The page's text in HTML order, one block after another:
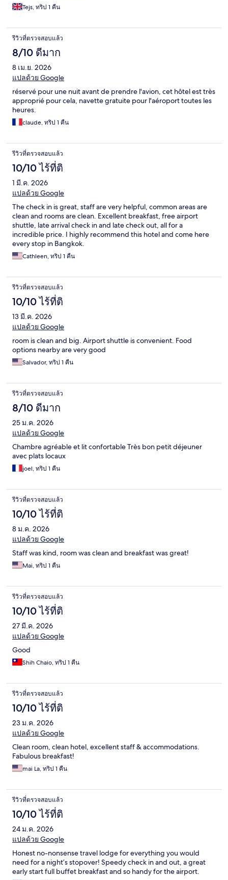
Tejs, ทริป 1 คืน
รีวิวที่ตรวจสอบแล้ว
8/10 ดีมาก
8 เม.ย. 2026
แปลด้วย Google
réservé pour une nuit avant de prendre l'avion, cet hôtel est très
approprié pour cela, navette gratuite pour l'aéroport toutes les
heures.
claude, ทริป 1 คืน
รีวิวที่ตรวจสอบแล้ว
10/10 ไร้ที่ติ
1 มี.ค. 2026
แปลด้วย Google
The check in is great, staff are very helpful, common areas are
clean and rooms are clean. Excellent breakfast, free airport
shuttle, late arrival check in and late check out, all for a
incredible price. I highly recommend this hotel and come here
every stop in Bangkok.
Cathleen, ทริป 1 คืน
รีวิวที่ตรวจสอบแล้ว
10/10 ไร้ที่ติ
13 มี.ค. 2026
แปลด้วย Google
room is clean and big. Airport shuttle is convenient. Food
options nearby are very good
Salvador, ทริป 1 คืน
รีวิวที่ตรวจสอบแล้ว
8/10 ดีมาก
25 ม.ค. 2026
แปลด้วย Google
Chambre agréable et lit confortable Très bon petit déjeuner
avec plats locaux
joel, ทริป 1 คืน
รีวิวที่ตรวจสอบแล้ว
10/10 ไร้ที่ติ
8 ม.ค. 2026
แปลด้วย Google
Staff was kind, room was clean and breakfast was great!
Mai, ทริป 1 คืน
รีวิวที่ตรวจสอบแล้ว
10/10 ไร้ที่ติ
27 มี.ค. 2026
แปลด้วย Google
Good
Shih Chaio, ทริป 1 คืน
รีวิวที่ตรวจสอบแล้ว
10/10 ไร้ที่ติ
23 ม.ค. 2026
แปลด้วย Google
Clean room, clean hotel, excellent staff & accommodations.
Fabulous breakfast!
mai La, ทริป 1 คืน
รีวิวที่ตรวจสอบแล้ว
10/10 ไร้ที่ติ
24 ม.ค. 2026
แปลด้วย Google
Honest no-nonsense travel lodge for everything you would
need for a night’s stopover! Speedy check in and out, a great
early start full buffet breakfast and so handy for the airport.